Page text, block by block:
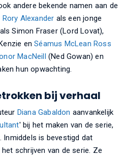
andere bekende namen aan de
Rory Alexander als een jonge
als Simon Fraser (Lord Lovat),
enSéamus McLean Ross
MacNeill (Ned Gowan) en
hun opwachting.
bij verhaal
Diana Gabaldon aanvankelijk
' bij het maken van de serie,
is bevestigd dat
schrijven van de serie. Ze